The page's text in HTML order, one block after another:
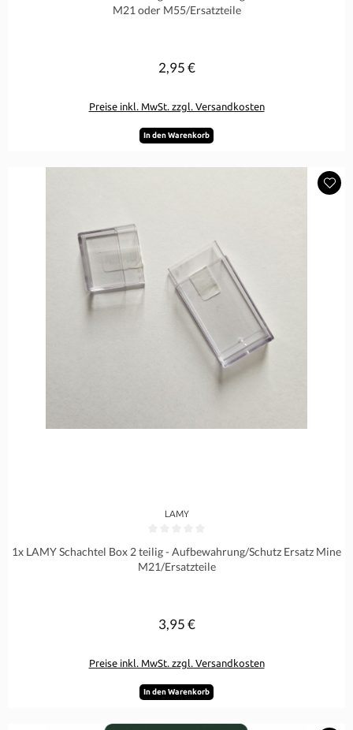
M21 oder M55/Ersatzteile
Regulärer Preis:
2,95 €
Preise inkl. MwSt. zzgl. Versandkosten
In den Warenkorb
LAMY
1x LAMY Schachtel Box 2 teilig - Aufbewahrung/Schutz Ersatz Mine
M21/Ersatzteile
Regulärer Preis:
3,95 €
Preise inkl. MwSt. zzgl. Versandkosten
In den Warenkorb